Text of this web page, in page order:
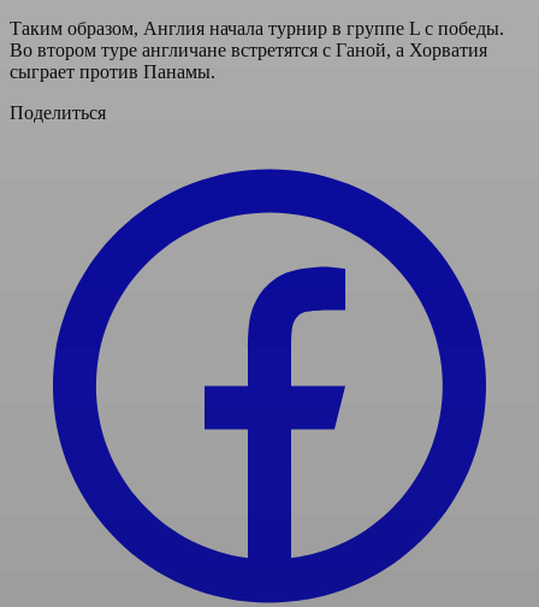
Таким образом, Англия начала турнир в группе L с победы.
Во втором туре англичане встретятся с Ганой, а Хорватия
сыграет против Панамы.
Поделиться